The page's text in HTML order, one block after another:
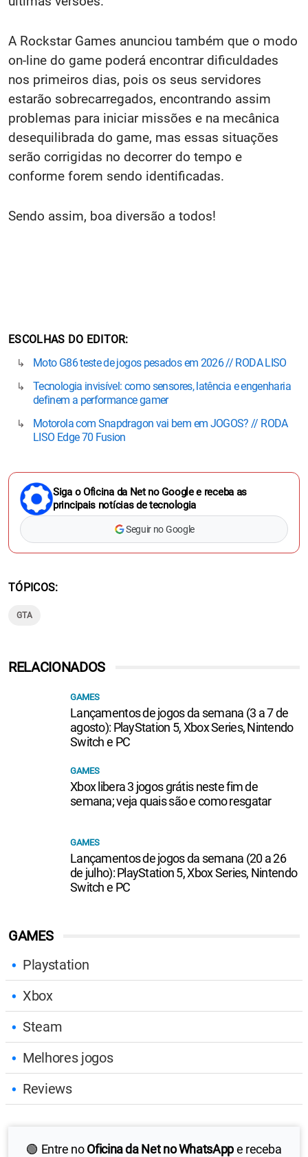
A Rockstar Games anunciou também que o modo
on-line do game poderá encontrar dificuldades
nos primeiros dias, pois os seus servidores
estarão sobrecarregados, encontrando assim
problemas para iniciar missões e na mecânica
desequilibrada do game, mas essas situações
serão corrigidas no decorrer do tempo e
conforme forem sendo identificadas.
Sendo assim, boa diversão a todos!
ESCOLHAS DO EDITOR
Moto G86 teste de jogos pesados em 2026 // RODA LISO
Tecnologia invisível: como sensores, latência e engenharia
definem a performance gamer
Motorola com Snapdragon vai bem em JOGOS? // RODA
LISO Edge 70 Fusion
Siga o Oficina da Net no Google e receba as
principais notícias de tecnologia
Seguir no Google
TÓPICOS
GTA
GAMES
Playstation
Xbox
Steam
Melhores jogos
Reviews
🟢 Entre noOficina da Net no WhatsAppe receba
RELACIONADOS
GAMES
Lançamentos de jogos da semana (3 a 7 de
agosto): PlayStation 5, Xbox Series, Nintendo
Switch e PC
GAMES
Xbox libera 3 jogos grátis neste fim de
semana; veja quais são e como resgatar
GAMES
Lançamentos de jogos da semana (20 a 26
de julho): PlayStation 5, Xbox Series, Nintendo
Switch e PC